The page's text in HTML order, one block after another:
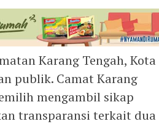
Karang Tengah, Kota
publik. Camat Karang
mengambil sikap
transparansi terkait dua